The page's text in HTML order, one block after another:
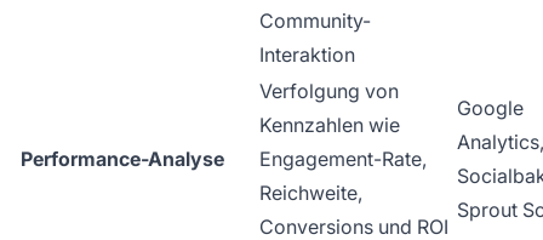
Community-
Interaktion
Performance-Analyse
Verfolgung von
Kennzahlen wie
Engagement-Rate,
Reichweite,
Conversions und ROI
Google
Analytics,
Sprout